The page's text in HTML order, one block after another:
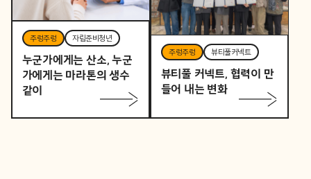
주렁주렁 자립준비청년
누군가에게는 산소, 누군
가에게는 마라톤의 생수
같이
주렁주렁 뷰티풀커넥트
뷰티풀 커넥트, 협력이 만
들어 내는 변화